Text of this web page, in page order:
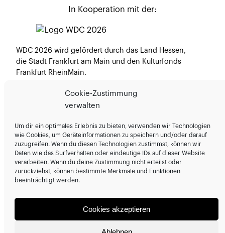
Cookie-Zustimmung
verwalten
Um dir ein optimales Erlebnis zu bieten, verwenden wir Technologien
wie Cookies, um Geräteinformationen zu speichern und/oder darauf
zuzugreifen. Wenn du diesen Technologien zustimmst, können wir
Daten wie das Surfverhalten oder eindeutige IDs auf dieser Website
verarbeiten. Wenn du deine Zustimmung nicht erteilst oder
zurückziehst, können bestimmte Merkmale und Funktionen
beeinträchtigt werden.
Cookies akzeptieren
In Kooperation mit der:
WDC 2026 wird gefördert durch das Land Hessen,
die Stadt Frankfurt am Main und den Kulturfonds
Frankfurt RheinMain.
Medienpartner:
Veranstalter: